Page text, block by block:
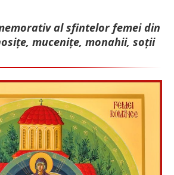
al sfintelor femei din
mu­cenițe, monahii, soții